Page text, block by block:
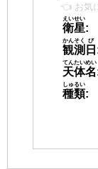
👈 お気
衛星
えいせい
:
観測
かんそく
日
び
天体名
てんたいめい
種類
しゅるい
: